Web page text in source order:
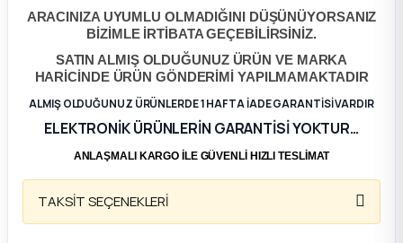
ARACINIZA UYUMLU OLMADIĞINI DÜŞÜNÜYORSANIZ
BİZİMLE İRTİBATA GEÇEBİLİRSİNİZ.
SATIN ALMIŞ OLDUĞUNUZ ÜRÜN VE MARKA
HARİCİNDE ÜRÜN GÖNDERİMİ YAPILMAMAKTADIR
ALMIŞ OLDUĞUNUZ ÜRÜNLERDE 1 HAFTA İADE GARANTİSİ VARDIR
ELEKTRONİK ÜRÜNLERİN GARANTİSİ YOKTUR…
ANLAŞMALI KARGO İLE GÜVENLİ HIZLI TESLİMAT
TAKSİT SEÇENEKLERİ